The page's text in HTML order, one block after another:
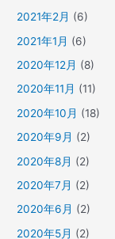
2021年2月 (6)
2021年1月 (6)
2020年12月 (8)
2020年11月 (11)
2020年10月 (18)
2020年9月 (2)
2020年8月 (2)
2020年7月 (2)
2020年6月 (2)
2020年5月 (2)